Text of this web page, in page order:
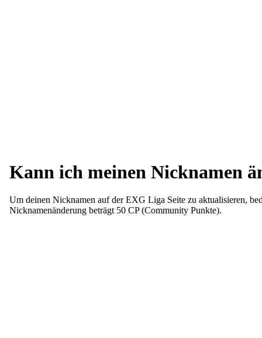
Kann ich meinen Nicknamen
Um deinen Nicknamen auf der EXG Liga Seite zu aktualisieren,
Nicknamenänderung beträgt 50 CP (Community Punkte).